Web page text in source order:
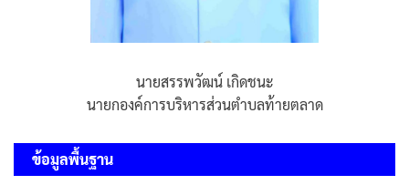
นายสรรพวัฒน์ เกิดชนะ
นายกองค์การบริหารส่วนตำบลท้ายตลาด
ข้อมูลพื้นฐาน